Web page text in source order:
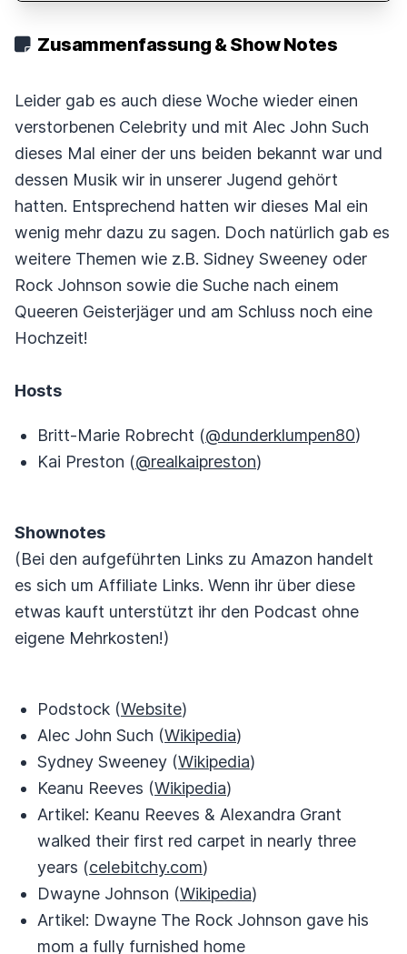
Zusammenfassung & Show Notes
Leider gab es auch diese Woche wieder einen
verstorbenen Celebrity und mit Alec John Such
dieses Mal einer der uns beiden bekannt war und
dessen Musik wir in unserer Jugend gehört
hatten. Entsprechend hatten wir dieses Mal ein
wenig mehr dazu zu sagen. Doch natürlich gab es
weitere Themen wie z.B. Sidney Sweeney oder
Rock Johnson sowie die Suche nach einem
Queeren Geisterjäger und am Schluss noch eine
Hochzeit!
Hosts
Britt-Marie Robrecht (@dunderklumpen80)
Kai Preston (@realkaipreston)
Shownotes
(Bei den aufgeführten Links zu Amazon handelt
es sich um Affiliate Links. Wenn ihr über diese
etwas kauft unterstützt ihr den Podcast ohne
eigene Mehrkosten!)
Podstock (Website)
Alec John Such (Wikipedia)
Sydney Sweeney (Wikipedia)
Keanu Reeves (Wikipedia)
Artikel: Keanu Reeves & Alexandra Grant
walked their first red carpet in nearly three
years (celebitchy.com)
Dwayne Johnson (Wikipedia)
Artikel: Dwayne The Rock Johnson gave his
mom a fully furnished home